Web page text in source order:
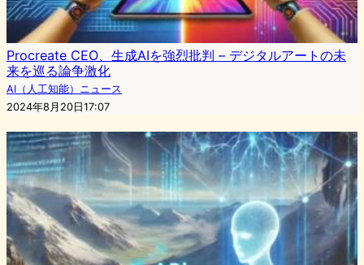
Procreate CEO、生成AIを強烈批判 – デジタルアートの未
来を巡る論争激化
AI（人工知能）ニュース
2024年8月20日17:07